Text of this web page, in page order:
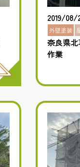
2019/08/
外壁塗装
奈良県
作業